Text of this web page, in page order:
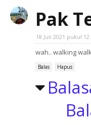
Pak
18 Juli 2021 pukul
wah.. walking
Balas Hapus